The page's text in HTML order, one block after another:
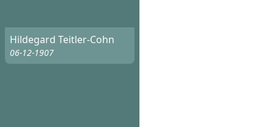
Hildegard Teitler-Cohn
06-12-1907